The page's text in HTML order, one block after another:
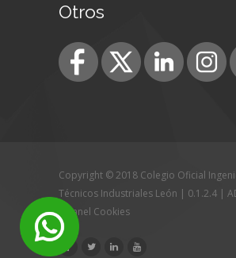
Otros
Copyright © 2018 Colegio Oficial
Técnicos Industriales León | 0.1.2.4 |
Panel Cookies